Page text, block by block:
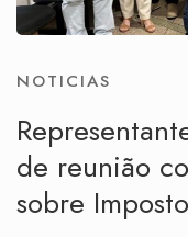
NOTICIAS
de reunião
sobre